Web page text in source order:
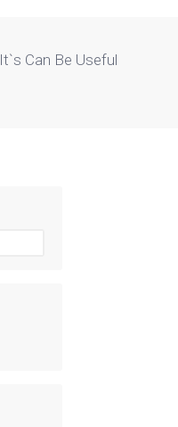
It`s Can Be Useful